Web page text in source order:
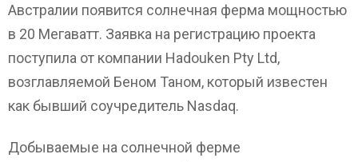
Австралии появится солнечная ферма мощностью
в 20 Мегаватт. Заявка на регистрацию проекта
поступила от компании Hadouken Pty Ltd,
возглавляемой Беном Таном, который известен
как бывший соучредитель Nasdaq.
Добываемые на солнечной ферме